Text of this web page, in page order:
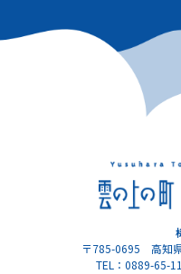
〒785-0695 高知
TEL：0889-65-